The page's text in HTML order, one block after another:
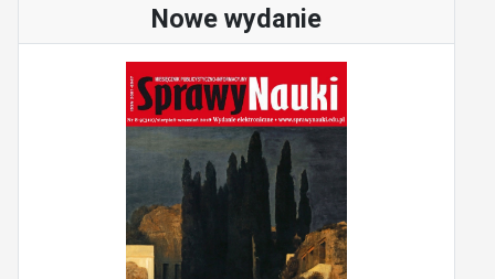
Nowe wydanie